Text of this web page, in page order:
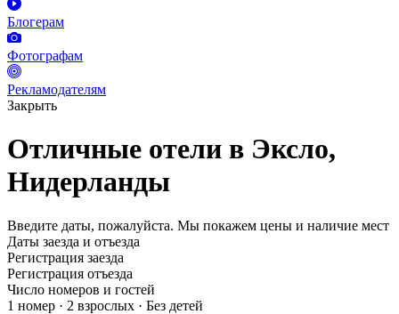
Блогерам
Фотографам
Рекламодателям
Закрыть
Отличные отели в Эксло,
Нидерланды
Введите даты, пожалуйста. Мы покажем цены и наличие мест
Даты заезда и отъезда
Регистрация заезда
Регистрация отъезда
Число номеров и гостей
1 номер · 2 взрослых · Без детей